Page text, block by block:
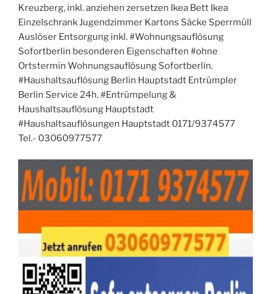
Kreuzberg, inkl. anziehen zersetzen Ikea Bett Ikea
Einzelschrank Jugendzimmer Kartons Säcke Sperrmüll
Auslöser Entsorgung inkl. #Wohnungsauflösung
Sofortberlin besonderen Eigenschaften #ohne
Ortstermin Wohnungsauflösung Sofortberlin.
#Haushaltsauflösung Berlin Hauptstadt Entrümpler
Berlin Service 24h. #Entrümpelung &
Haushaltsauflösung Hauptstadt
#Haushaltsauflösungen Hauptstadt 0171/9374577
Tel.- 03060977577